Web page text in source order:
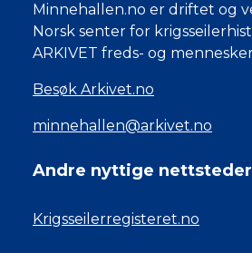
Minnehallen.no er driftet og
Norsk senter for
ARKIVET freds- og
Besøk Arkivet.no
minnehallen@arkivet.no
Andre nyttige nettsteder
Krigsseilerregisteret.no